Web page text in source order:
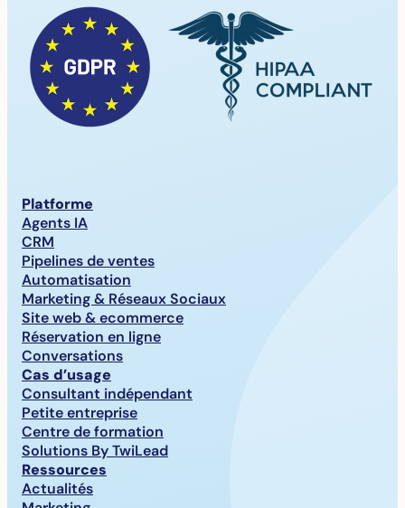
Platforme
Agents IA
CRM
Pipelines de ventes
Automatisation
Marketing & Réseaux Sociaux
Site web & ecommerce
Réservation en ligne
Conversations
Cas d’usage
Consultant indépendant
Petite entreprise
Centre de formation
Solutions By TwiLead
Ressources
Actualités